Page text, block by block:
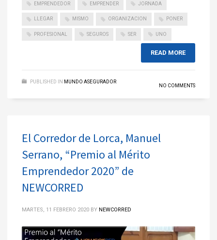
EMPRENDEDOR EMPRENDER JORNADA
LLEGAR MISMO ORGANIZACION PONER
PROFESIONAL SEGUROS SER UNO
READ MORE
PUBLISHED IN MUNDO ASEGURADOR
NO COMMENTS
El Corredor de Lorca, Manuel
Serrano, “Premio al Mérito
Emprendedor 2020” de
NEWCORRED
MARTES, 11 FEBRERO 2020 BY NEWCORRED